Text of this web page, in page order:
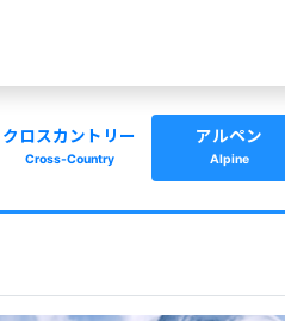
クロスカントリー
Cross-Country
アルペン
Alpine